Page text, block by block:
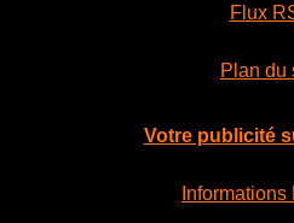
Flux
Plan du
Votre publicité